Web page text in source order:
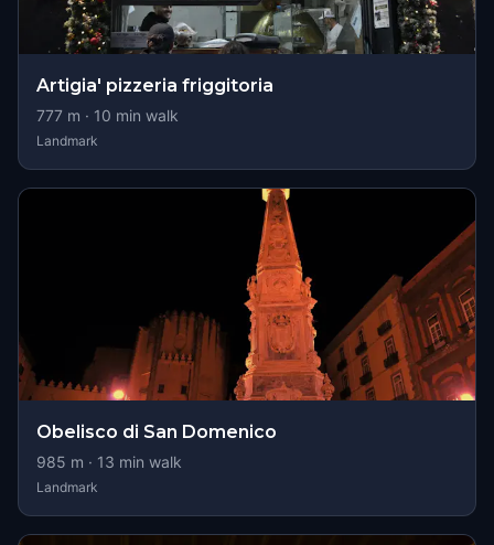
Artigia' pizzeria friggitoria
777 m · 10 min walk
Landmark
Obelisco di San Domenico
985 m · 13 min walk
Landmark